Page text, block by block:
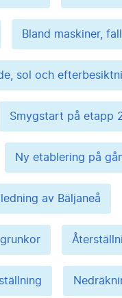
Bland maskiner,
sol och
Smygstart på etapp
Ny etablering på
av Bäljaneå